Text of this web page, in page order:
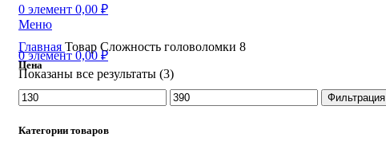
0 элемент 0,00 ₽
Меню
0элемент 0,00 ₽
Главная Товар Сложность головоломки 8
Показаны все результаты (3)
Цена
Минимальная
цена
Максимальная
цена
Фильтрация
Категории товаров